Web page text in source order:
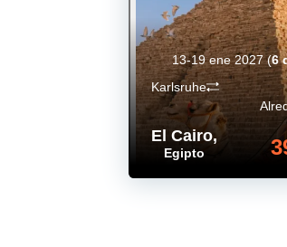
El Cairo,
Egipto
Karlsruhe
13-19 ene 2027(6